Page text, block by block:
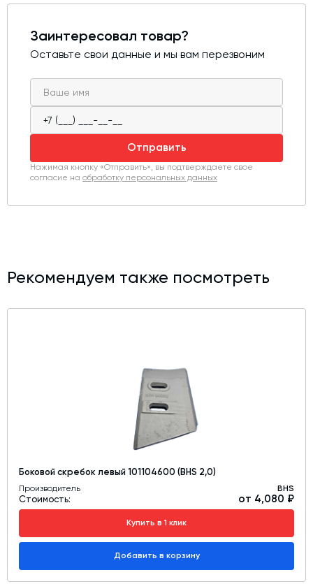
устанавливается без доработок и подходит для
Заинтересовал товар?
Оставьте свои данные и мы вам перезвоним
Отправить
Нажимая кнопку «Отправить», вы подтверждаете свое
согласие на обработку персональных данных
Рекомендуем также посмотреть
Боковой скребок левый 101104600 (BHS 2,0)
Производитель BHS
Стоимость: от 4,080 ₽
Купить в 1 клик
Добавить в корзину